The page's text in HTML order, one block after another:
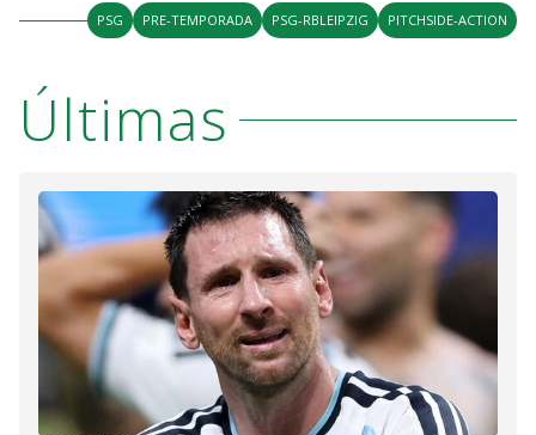
PSG PRE-TEMPORADA PSG-RBLEIPZIG PITCHSIDE-ACTION
Últimas